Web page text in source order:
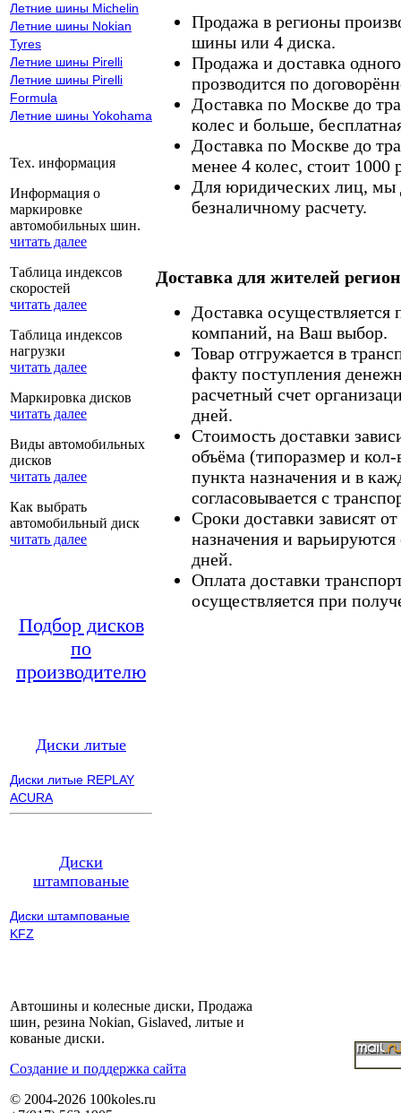
Летние шины Michelin
Летние шины Nokian
Tyres
Летние шины Pirelli
Летние шины Pirelli
Formula
Летние шины Yokohama
Тех. информация
Информация о
маркировке
автомобильных шин.
читать далее
Таблица индексов
скоростей
читать далее
Таблица индексов
нагрузки
читать далее
Маркировка дисков
читать далее
Виды автомобильных
дисков
читать далее
Как выбрать
автомобильный диск
читать далее
Подбор дисков
по
производителю
Диски литые
Диски литые REPLAY
ACURA
Диски
штампованые
Диски штампованые
KFZ
Продажа в регионы
шины или 4 диска.
Продажа и доставка
прозводится по
Доставка по Москве до
колес и больше,
Доставка по Москве до
менее 4 колес, стоит 1000
Для юридических лиц, мы
безналичному расчету.
Доставка для жителей
Доставка
компаний, на Ваш выбор.
Товар отгружается в
факту поступления
расчетный счет
дней.
Стоимость доставки
объёма (типоразмер и кол-
пункта назначения и в
согласовывается с
Сроки доставки зависят
назначения и
дней.
Оплата доставки
осуществляется при
Автошины и колесные диски, Продажа
шин, резина Nokian, Gislaved, литые и
кованые диски.
Cоздание и поддержка сайта
© 2004-2026 100koles.ru